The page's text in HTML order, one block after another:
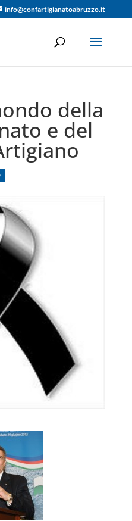
info@confartigianatoabruzzo.it
della
e del